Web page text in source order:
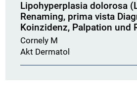
Lipohyperplasia dolorosa
Renaming, prima vista
Koinzidenz, Palpation und
Cornely M
Akt Dermatol